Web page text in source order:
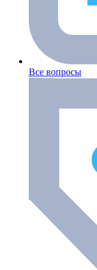
Все вопросы